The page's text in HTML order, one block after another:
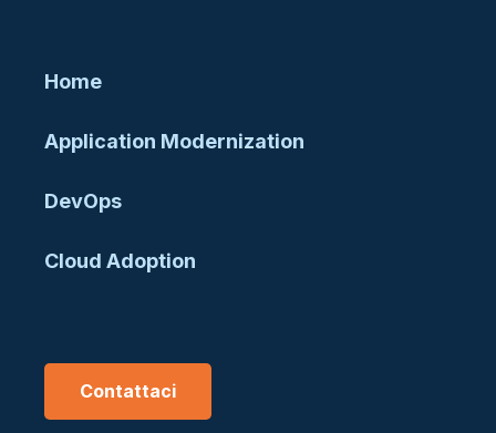
Home
Application Modernization
DevOps
Cloud Adoption
Contattaci